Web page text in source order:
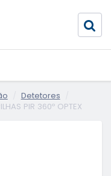
Detetores
PIR 360º OPTEX